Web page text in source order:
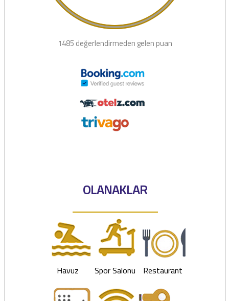
1485 değerlendirmeden gelen puan
OLANAKLAR
Havuz Spor Salonu Restaurant